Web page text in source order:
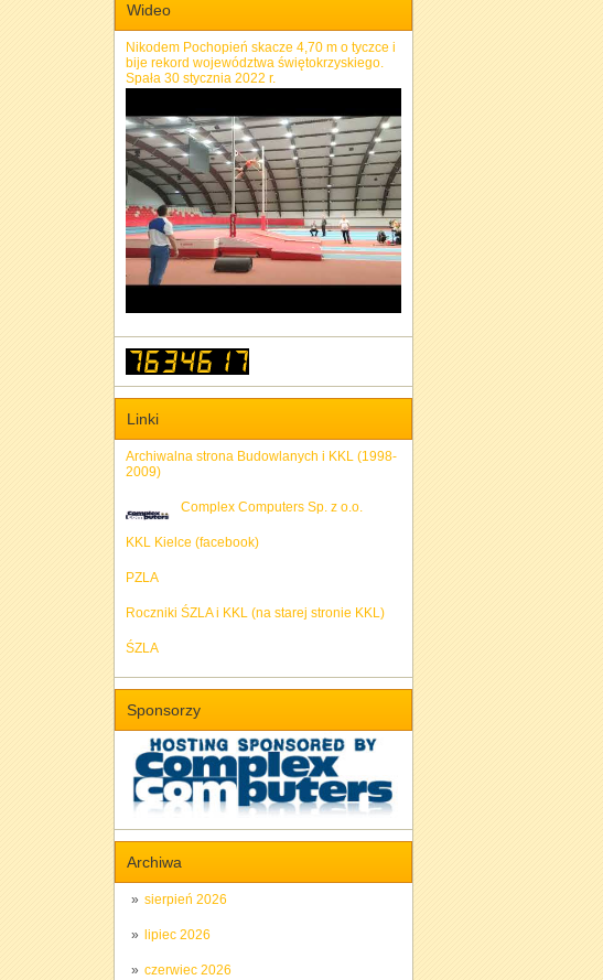
Wideo
Nikodem Pochopień skacze 4,70 m o tyczce i
bije rekord województwa świętokrzyskiego.
Spała 30 stycznia 2022 r.
Linki
Archiwalna strona Budowlanych i KKL (1998-
2009)
Complex Computers Sp. z o.o.
KKL Kielce (facebook)
PZLA
Roczniki ŚZLA i KKL (na starej stronie KKL)
ŚZLA
Sponsorzy
Archiwa
sierpień 2026
lipiec 2026
czerwiec 2026